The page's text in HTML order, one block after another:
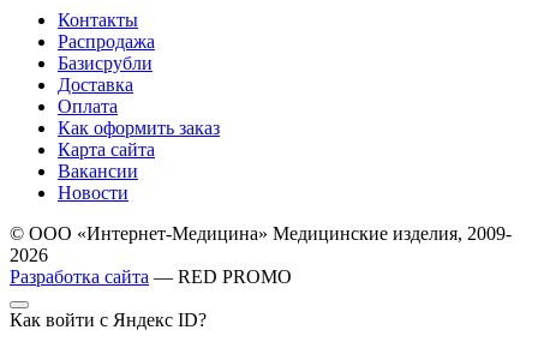
Контакты
Распродажа
Базисрубли
Доставка
Оплата
Как оформить заказ
Карта сайта
Вакансии
Новости
© ООО «Интернет-Медицина» Медицинские изделия, 2009-
2026
Разработка сайта — RED PROMO
Как войти с Яндекс ID?